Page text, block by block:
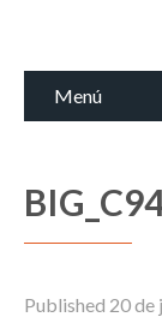
Menú
Published 20 de